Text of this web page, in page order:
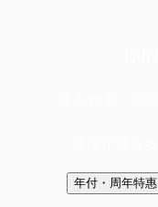
年付・周年特惠